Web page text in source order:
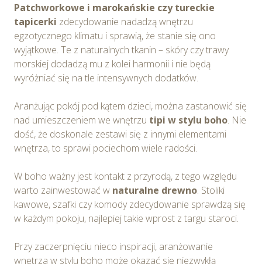
Patchworkowe i marokańskie czy tureckie
tapicerki zdecydowanie nadadzą wnętrzu
egzotycznego klimatu i sprawią, że stanie się ono
wyjątkowe. Te z naturalnych tkanin – skóry czy trawy
morskiej dodadzą mu z kolei harmonii i nie będą
wyróżniać się na tle intensywnych dodatków.
Aranżując pokój pod kątem dzieci, można zastanowić się
nad umieszczeniem we wnętrzu tipi w stylu boho. Nie
dość, że doskonale zestawi się z innymi elementami
wnętrza, to sprawi pociechom wiele radości.
W boho ważny jest kontakt z przyrodą, z tego względu
warto zainwestować w naturalne drewno. Stoliki
kawowe, szafki czy komody zdecydowanie sprawdzą się
w każdym pokoju, najlepiej takie wprost z targu staroci.
Przy zaczerpnięciu nieco inspiracji, aranżowanie
wnętrza w stylu boho może okazać się niezwykłą